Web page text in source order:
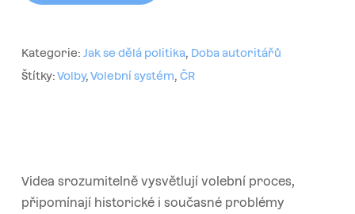
Kategorie: Jak se dělá politika, Doba autoritářů
Štítky:Volby,Volební systém, ČR
Videa srozumitelně vysvětlují volební proces,
připomínají historické i současné problémy